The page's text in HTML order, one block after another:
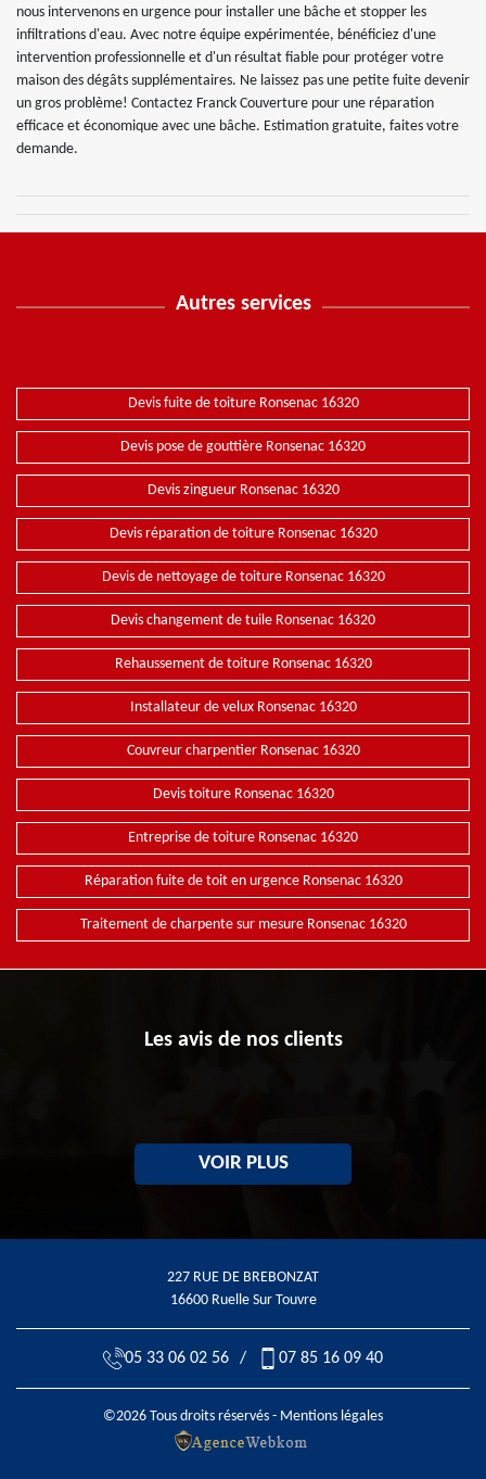
nous intervenons en urgence pour installer une bâche et stopper les
infiltrations d'eau. Avec notre équipe expérimentée, bénéficiez d'une
intervention professionnelle et d'un résultat fiable pour protéger votre
maison des dégâts supplémentaires. Ne laissez pas une petite fuite devenir
un gros problème! Contactez Franck Couverture pour une réparation
efficace et économique avec une bâche. Estimation gratuite, faites votre
demande.
Autres services
Devis fuite de toiture Ronsenac 16320
Devis pose de gouttière Ronsenac 16320
Devis zingueur Ronsenac 16320
Devis réparation de toiture Ronsenac 16320
Devis de nettoyage de toiture Ronsenac 16320
Devis changement de tuile Ronsenac 16320
Rehaussement de toiture Ronsenac 16320
Installateur de velux Ronsenac 16320
Couvreur charpentier Ronsenac 16320
Devis toiture Ronsenac 16320
Entreprise de toiture Ronsenac 16320
Réparation fuite de toit en urgence Ronsenac 16320
Traitement de charpente sur mesure Ronsenac 16320
Les avis de nos clients
VOIR PLUS
227 RUE DE BREBONZAT
16600 Ruelle Sur Touvre
05 33 06 02 56 / 07 85 16 09 40
©2026 Tous droits réservés - Mentions légales